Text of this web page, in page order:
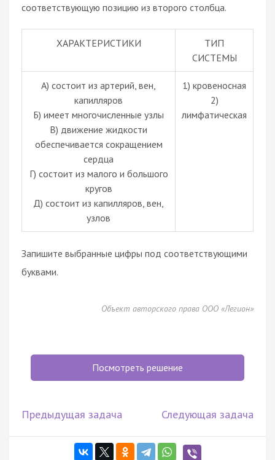
соответствующую позицию из второго столбца.
ХАРАКТЕРИСТИКИ
ТИП
СИСТЕМЫ
А) состоит из артерий, вен,
капилляров
Б) имеет многочисленные узлы
В) движение жидкости
обеспечивается сокращением
сердца
Г) состоит из малого и большого
кругов
Д) состоит из капилляров, вен,
узлов
1) кровеносная
2)
лимфатическая
Запишите выбранные цифры под соответствующими
буквами.
Объект авторского права ООО «Легион»
Посмотреть решение
Предыдущая задача Следующая задача